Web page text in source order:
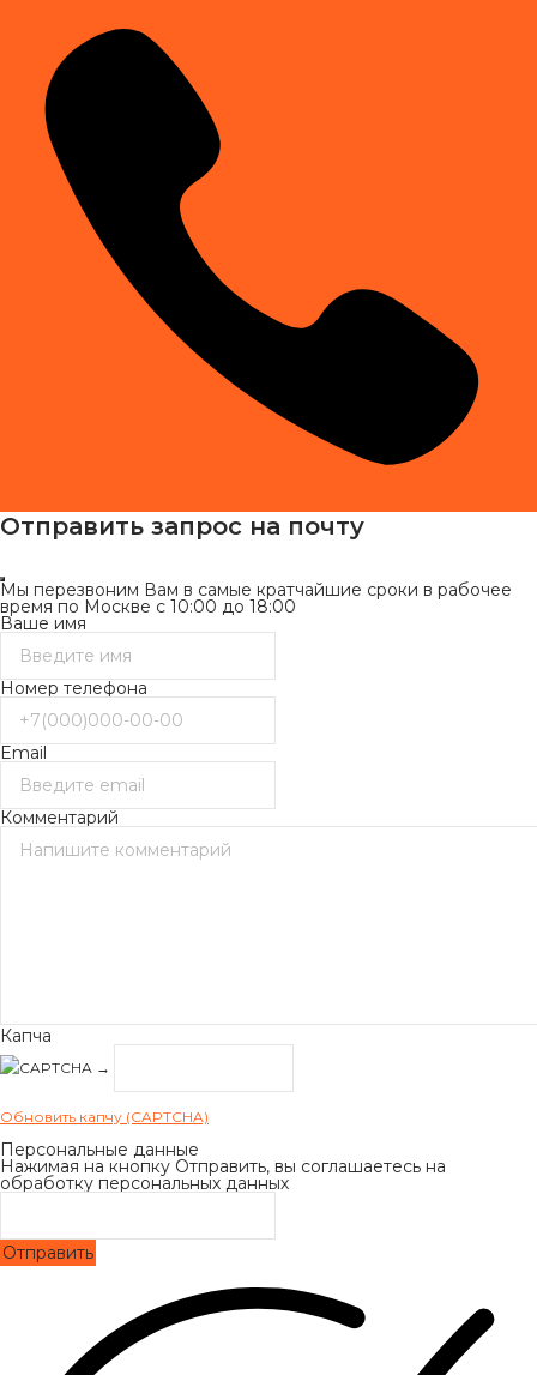
Отправить запрос на почту
Мы перезвоним Вам в самые кратчайшие сроки в рабочее
время по Москве с 10:00 до 18:00
Ваше имя
Номер телефона
Email
Комментарий
Капча
→
Обновить капчу (CAPTCHA)
Персональные данные
Нажимая на кнопку Отправить, вы соглашаетесь на
обработку персональных данных
Отправить